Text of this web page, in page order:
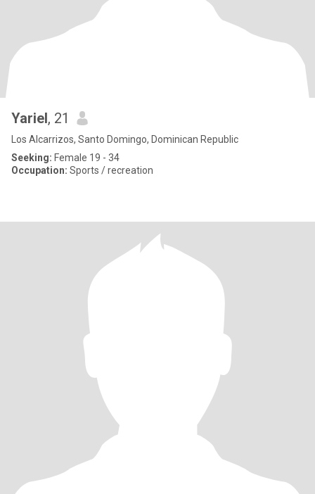
Yariel, 21
Los Alcarrizos, Santo Domingo, Dominican Republic
Seeking: Female 19 - 34
Occupation: Sports / recreation